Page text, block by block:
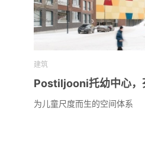
建筑
Postiljooni托幼中心
为儿童尺度而生的空间体系